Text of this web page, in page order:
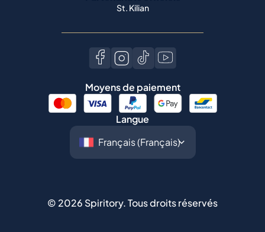
St. Kilian
Moyens de paiement
Langue
© 2026 Spiritory.Tous droits réservés